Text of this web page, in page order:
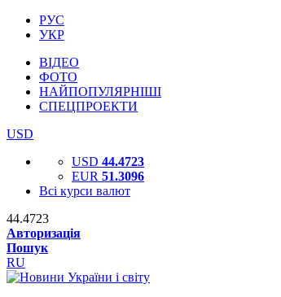
РУС
УКР
ВІДЕО
ФОТО
НАЙПОПУЛЯРНІШІ
СПЕЦПРОЕКТИ
USD
USD 44.4723
EUR 51.3096
Всі курси валют
44.4723
Авторизація
Пошук
RU